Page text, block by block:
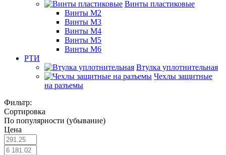
Винты пластиковые
Винты М2
Винты М3
Винты М4
Винты М5
Винты М6
РТИ
Втулка уплотнительная
Чехлы защитные
на разъемы
Фильтр:
Сортировка
По популярности (убывание)
Цена